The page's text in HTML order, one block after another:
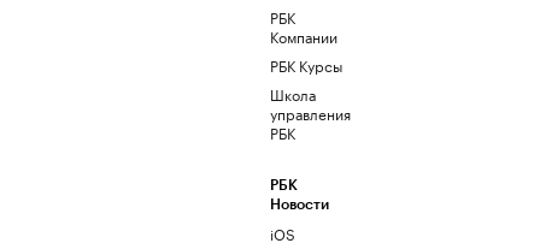
РБК
Компании
РБК Курсы
Школа
управления
РБК
РБК
Новости
iOS